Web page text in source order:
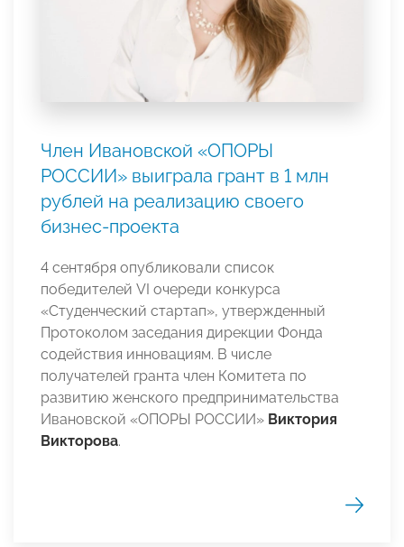
Член Ивановской «ОПОРЫ
РОССИИ» выиграла грант в 1 млн
рублей на реализацию своего
бизнес-проекта
4 сентября опубликовали список
победителей VI очереди конкурса
«Студенческий стартап», утвержденный
Протоколом заседания дирекции Фонда
содействия инновациям. В числе
получателей гранта член Комитета по
развитию женского предпринимательства
Ивановской «ОПОРЫ РОССИИ» Виктория
Викторова.